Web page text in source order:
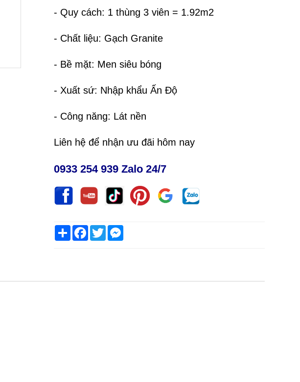
- Quy cách: 1 thùng 3 viên = 1.92m2
- Chất liệu: Gạch Granite
- Bề mặt: Men siêu bóng
- Xuất sứ: Nhập khẩu Ấn Độ
- Công năng: Lát nền
Liên hệ để nhận ưu đãi hôm nay
0933 254 939 Zalo 24/7
ShareFacebook
TwitterMessenger